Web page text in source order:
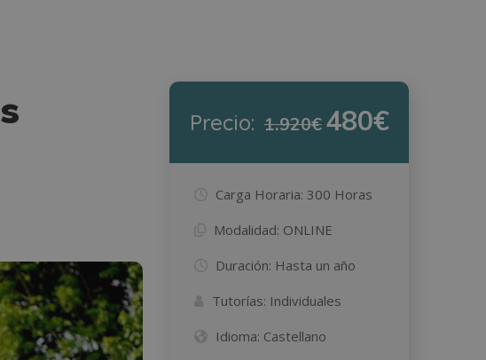
Precio: 1.920€ 480€
Carga Horaria: 300 Horas
Modalidad: ONLINE
Duración: Hasta un año
Tutorías: Individuales
Idioma: Castellano